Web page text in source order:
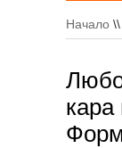
Начало \\
кара